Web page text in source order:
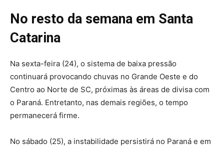
No resto da semana em Santa
Catarina
Na sexta-feira (24), o sistema de baixa pressão
continuará provocando chuvas no Grande Oeste e do
Centro ao Norte de SC, próximas às áreas de divisa com
o Paraná. Entretanto, nas demais regiões, o tempo
permanecerá firme.
No sábado (25), a instabilidade persistirá no Paraná e em